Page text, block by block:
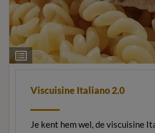
Ingrediëntenlijst
Viscuisine Italiano 2.0
Je kent hem wel, de viscuisine